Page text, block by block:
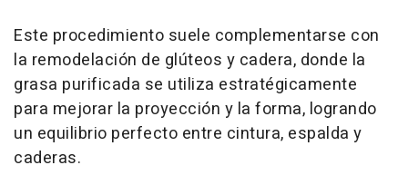
Este procedimiento suele complementarse con
la remodelación de glúteos y cadera, donde la
grasa purificada se utiliza estratégicamente
para mejorar la proyección y la forma, logrando
un equilibrio perfecto entre cintura, espalda y
caderas.